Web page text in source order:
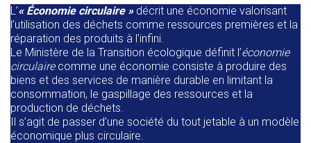
L’« Économie circulaire » décrit une économie valorisant
l’utilisation des déchets comme ressources premières et la
réparation des produits à l’infini.
Le Ministère de la Transition écologique définit l’économie
circulairecomme une économie consiste à produire des
biens et des services de manière durable en limitant la
consommation, le gaspillage des ressources et la
production de déchets.
Il s’agit de passer d’une société du tout jetable à un modèle
économique plus circulaire.